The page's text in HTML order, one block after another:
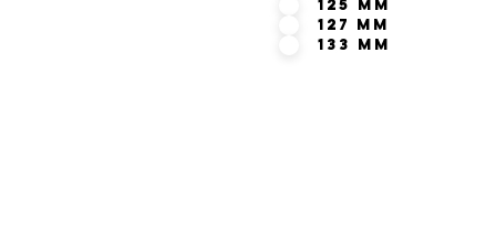
125 mm
127 mm
133 mm